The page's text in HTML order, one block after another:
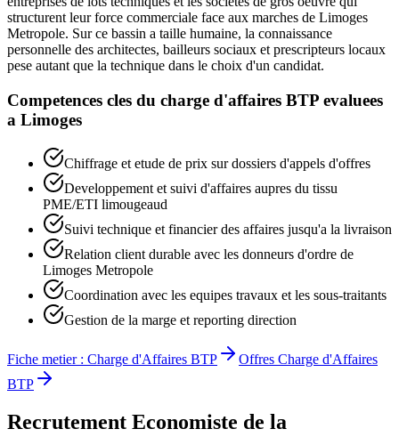
structurent leur force commerciale face aux marches de Limoges
Metropole. Sur ce bassin a taille humaine, la connaissance
personnelle des architectes, bailleurs sociaux et prescripteurs locaux
pese autant que la technique dans le choix d'un candidat.
Competences cles du charge d'affaires BTP evaluees
a Limoges
Chiffrage et etude de prix sur dossiers d'appels d'offres
Developpement et suivi d'affaires aupres du tissu
PME/ETI limougeaud
Suivi technique et financier des affaires jusqu'a la livraison
Relation client durable avec les donneurs d'ordre de
Limoges Metropole
Coordination avec les equipes travaux et les sous-traitants
Gestion de la marge et reporting direction
Fiche metier : Charge d'Affaires BTP Offres Charge d'Affaires
BTP
Recrutement Economiste de la